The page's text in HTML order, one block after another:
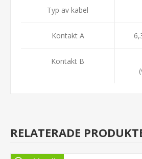
Typ av kabel
Kontakt A
Kontakt B
RELATERADE